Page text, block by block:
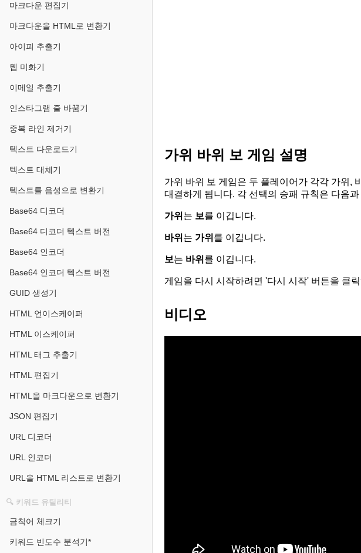
마크다운 편집기
마크다운을 HTML로 변환기
아이피 추출기
웹 미화기
이메일 추출기
인스타그램 줄 바꿈기
중복 라인 제거기
텍스트 다운로드기
텍스트 대체기
텍스트를 음성으로 변환기
Base64 디코더
Base64 디코더 텍스트 버전
Base64 인코더
Base64 인코더 텍스트 버전
GUID 생성기
HTML 언이스케이퍼
HTML 이스케이퍼
HTML 태그 추출기
HTML 편집기
HTML을 마크다운으로 변환기
JSON 편집기
URL 디코더
URL 인코더
URL을 HTML 리스트로 변환기
🔍 키워드 유틸리티
금칙어 체크기
키워드 빈도수 분석기*
가위 바위 보 게임 설명
가위 바위 보 게임은 두 플레이어가 각각 가위,
대결하게 됩니다. 각 선택의 승패 규칙은 다음
가위 는 보를 이깁니다.
바위 는 가위 를 이깁니다.
보는 바위 를 이깁니다.
게임을 다시 시작하려면 '다시 시작' 버튼을 클
비디오